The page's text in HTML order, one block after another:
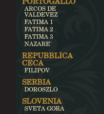
ARCOS DE
VALDEVEZ
FATIMA 1
FATIMA 2
FATIMA 3
NAZARE'
REPUBBLICA
CECA
FILIPOV
SERBIA
DOROSZLO
SLOVENIA
SVETA GORA